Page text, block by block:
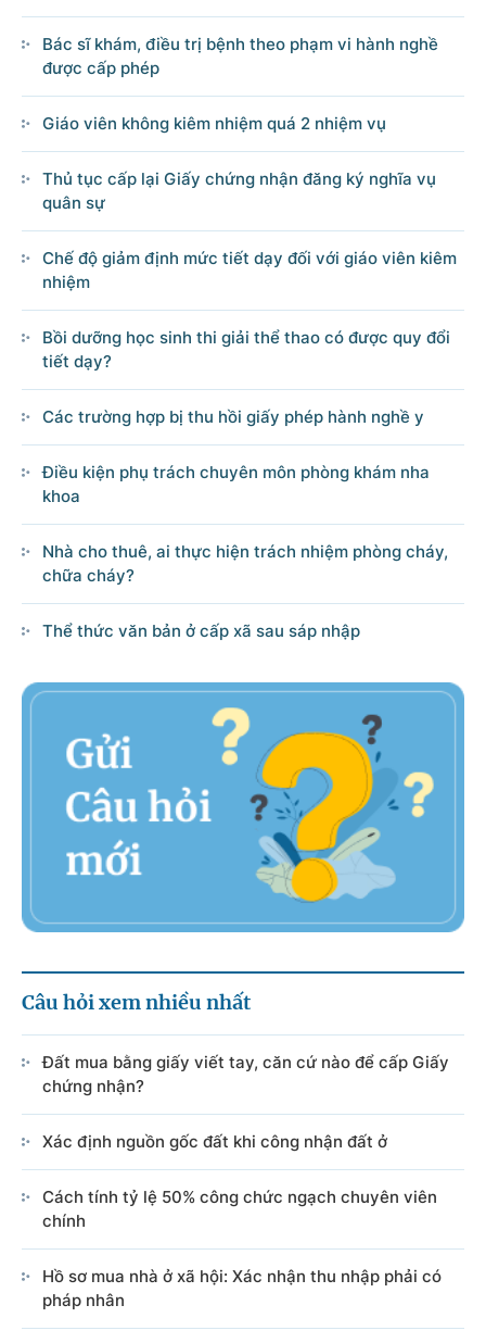
© CỔNG THÔNG TIN ĐIỆN TỬ CHÍNH PHỦ
Trụ sở: 16 Lê Hồng Phong - Ba Đình - Hà Nội.
Điện thoại: Văn phòng: 080 43162; Fax: 080.48924;
Email: thongtinchinhphu@chinhphu.vn.
Cổng TTĐT Chính phủ
Văn phòng Chính phủ
Bản quyền thuộc Cổng Thông tin điện tử Chính phủ.
Bác sĩ khám, điều trị bệnh theo phạm vi hành nghề
được cấp phép
Giáo viên không kiêm nhiệm quá 2 nhiệm vụ
Thủ tục cấp lại Giấy chứng nhận đăng ký nghĩa vụ
quân sự
Chế độ giảm định mức tiết dạy đối với giáo viên kiêm
nhiệm
Bồi dưỡng học sinh thi giải thể thao có được quy đổi
tiết dạy?
Các trường hợp bị thu hồi giấy phép hành nghề y
Điều kiện phụ trách chuyên môn phòng khám nha
khoa
Nhà cho thuê, ai thực hiện trách nhiệm phòng cháy,
chữa cháy?
Thể thức văn bản ở cấp xã sau sáp nhập
Câu hỏi xem nhiều nhất
Đất mua bằng giấy viết tay, căn cứ nào để cấp Giấy
chứng nhận?
Xác định nguồn gốc đất khi công nhận đất ở
Cách tính tỷ lệ 50% công chức ngạch chuyên viên
chính
Hồ sơ mua nhà ở xã hội: Xác nhận thu nhập phải có
pháp nhân